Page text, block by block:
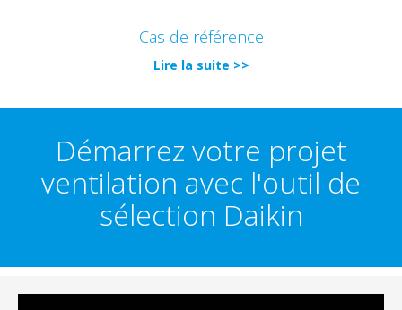
Cas de référence
Lire la suite >>
Démarrez votre projet
ventilation avec l'outil de
sélection Daikin